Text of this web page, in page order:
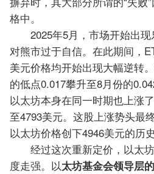
格中。
2025年5月，市场开始出
对熊市过于自信。在此期间，
美元价格均开始出现大幅逆转
的低点0.017攀升至8月份的
以太坊本身在同一时期也上涨
至4793美元。这股上涨势头最
以太坊价格创下4946美元的历史
经过这次重新定价，以太
度走强。以太坊基金会领导层